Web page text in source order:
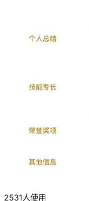
2531人使用